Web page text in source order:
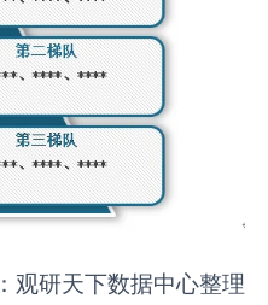
观研天下数据中心整理